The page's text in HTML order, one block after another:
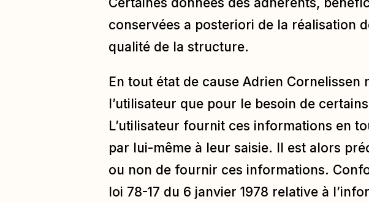
conservées a posteriori de la réalisation
qualité de la structure.
En tout état de cause Adrien
l’utilisateur que pour le besoin de
L’utilisateur fournit ces informations en
par lui-même à leur saisie. Il est alors
ou non de fournir ces informations.
loi 78-17 du 6 janvier 1978 relative à